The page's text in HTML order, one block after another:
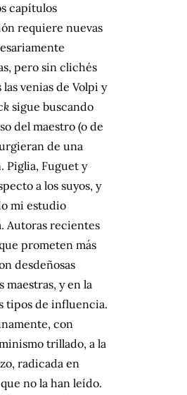
capítulos
requiere nuevas
pero sin clichés
venias de Volpi y
sigue buscando
del maestro (o de
de una
Piglia, Fuguet y
a los suyos, y
mi estudio
Autoras recientes
prometen más
desdeñosas
maestras, y en la
tipos de influencia.
con
trillado, a la
radicada en
no la han leído.